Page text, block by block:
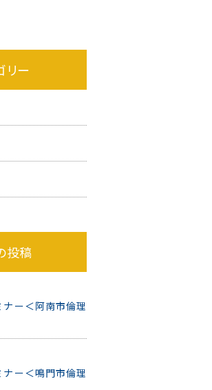
リー
投稿
ー＜阿南市倫理
ー＜鳴門市倫理